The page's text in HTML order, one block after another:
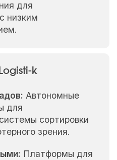
для
низким
k
Автономные
для
сортировки
зрения.
Платформы для